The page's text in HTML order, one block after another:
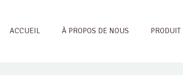
ACCUEIL À PROPOS DE NOUS PRODUIT